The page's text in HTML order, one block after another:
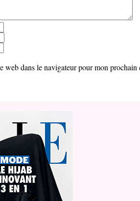
web dans le navigateur pour mon prochain